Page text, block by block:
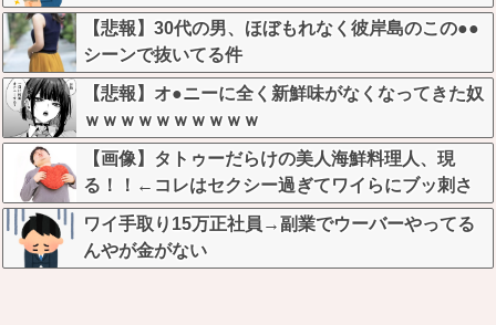
【悲報】30代の男、ほぼもれなく彼岸島のこの●●
シーンで抜いてる件
【悲報】オ●ニーに全く新鮮味がなくなってきた奴
ｗｗｗｗｗｗｗｗｗｗ
【画像】タトゥーだらけの美人海鮮料理人、現
る！！←コレはセクシー過ぎてワイらにブッ刺さ
りまくりw w w w w w w w w
ワイ手取り15万正社員→副業でウーバーやってる
んやが金がない